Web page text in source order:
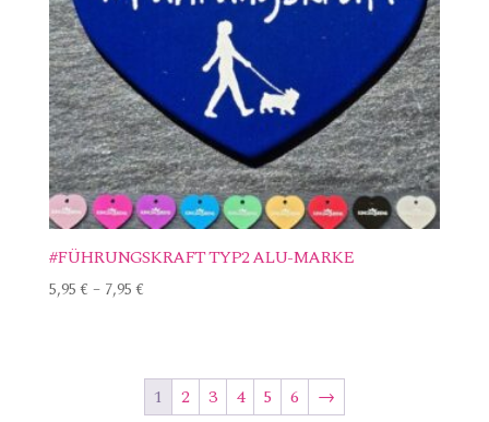
#FÜHRUNGSKRAFT TYP2 ALU-MARKE
5,95€ – 7,95€
1 2 3 4 5 6 →